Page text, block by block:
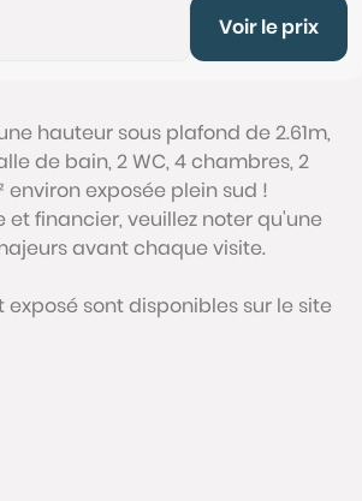
Voir le prix
hauteur sous plafond de 2.61m,
de bain, 2 WC, 4 chambres, 2
environ exposée plein sud !
financier, veuillez noter qu'une
avant chaque visite.
sont disponibles sur le site